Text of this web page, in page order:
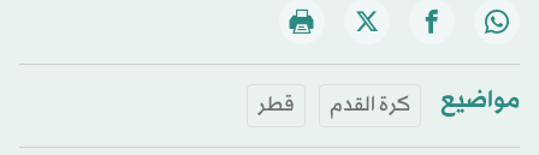
مواضيع كرة القدم قطر